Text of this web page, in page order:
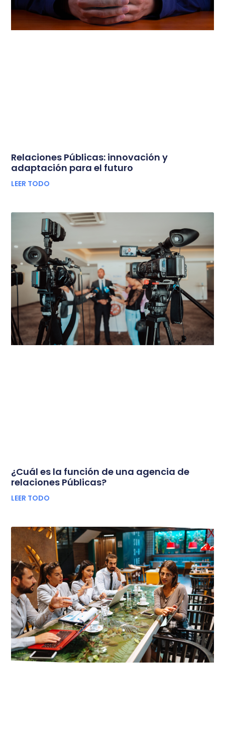
Relaciones Públicas: innovación y
adaptación para el futuro
LEER TODO
¿Cuál es la función de una agencia de
relaciones Públicas?
LEER TODO